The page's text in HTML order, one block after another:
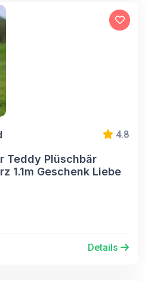
4.8
Teddy Plüschbär
1.1m Geschenk Liebe
Details